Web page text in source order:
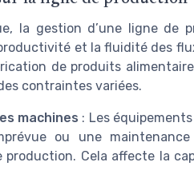
la gestion d’une ligne de
et la fluidité des
de produits
contraintes variées.
machines : Les
ou une
production. Cela affecte la